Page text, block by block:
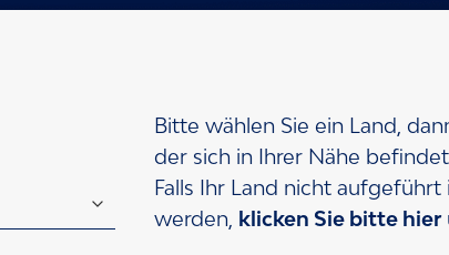
Bitte wählen Sie ein Land,
der sich in Ihrer Nähe
Falls Ihr Land nicht
werden, klicken Sie bitte hier